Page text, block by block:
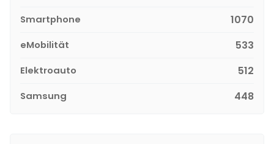
Smartphone 1070
eMobilität 533
Elektroauto 512
Samsung 448